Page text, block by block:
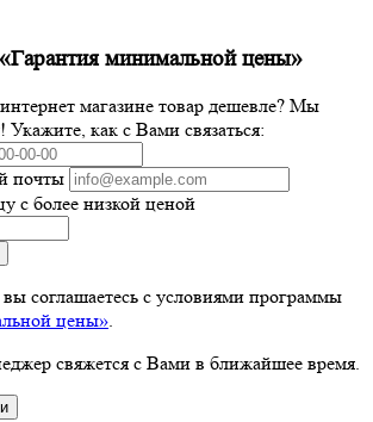
минимальной цены»
магазине товар дешевле? Мы
как с Вами связаться:
почты
с более низкой ценой
соглашаетесь с условиями программы
цены».
свяжется с Вами в ближайшее время.